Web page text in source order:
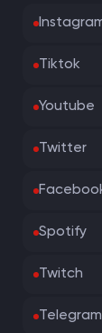
Tiktok
Youtube
Twitter
Spotify
Twitch
Telegram